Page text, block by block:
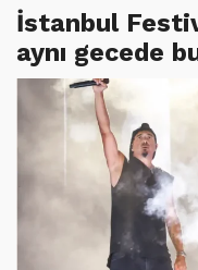
İstanbul
aynı gecede